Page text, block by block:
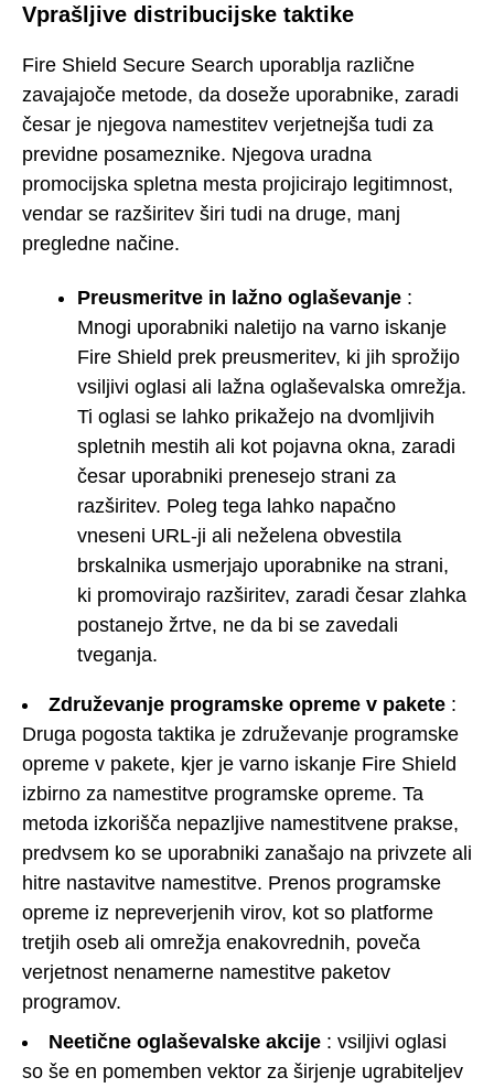
Vprašljive distribucijske taktike
Fire Shield Secure Search uporablja različne
zavajajoče metode, da doseže uporabnike, zaradi
česar je njegova namestitev verjetnejša tudi za
previdne posameznike. Njegova uradna
promocijska spletna mesta projicirajo legitimnost,
vendar se razširitev širi tudi na druge, manj
pregledne načine.
Preusmeritve in lažno oglaševanje :
Mnogi uporabniki naletijo na varno iskanje
Fire Shield prek preusmeritev, ki jih sprožijo
vsiljivi oglasi ali lažna oglaševalska omrežja.
Ti oglasi se lahko prikažejo na dvomljivih
spletnih mestih ali kot pojavna okna, zaradi
česar uporabniki prenesejo strani za
razširitev. Poleg tega lahko napačno
vneseni URL-ji ali neželena obvestila
brskalnika usmerjajo uporabnike na strani,
ki promovirajo razširitev, zaradi česar zlahka
postanejo žrtve, ne da bi se zavedali
tveganja.
Združevanje programske opreme v pakete :
Druga pogosta taktika je združevanje programske
opreme v pakete, kjer je varno iskanje Fire Shield
izbirno za namestitve programske opreme. Ta
metoda izkorišča nepazljive namestitvene prakse,
predvsem ko se uporabniki zanašajo na privzete ali
hitre nastavitve namestitve. Prenos programske
opreme iz nepreverjenih virov, kot so platforme
tretjih oseb ali omrežja enakovrednih, poveča
verjetnost nenamerne namestitve paketov
programov.
Neetične oglaševalske akcije : vsiljivi oglasi
so še en pomemben vektor za širjenje ugrabiteljev